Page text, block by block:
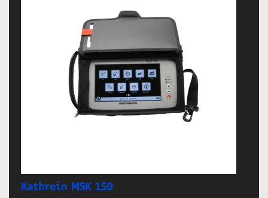
Kathrein MSK 150